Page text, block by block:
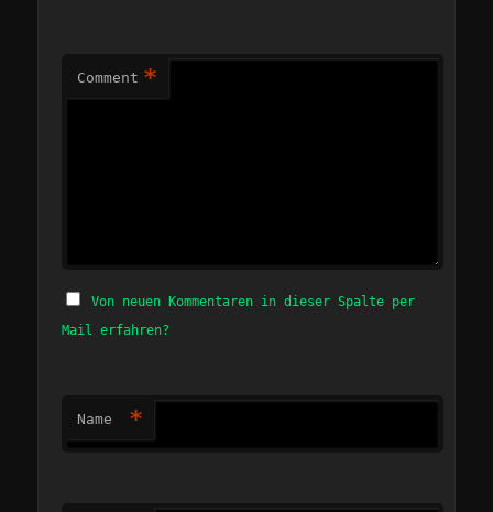
Comment *
Von neuen Kommentaren in dieser Spalte per
Mail erfahren?
Name *